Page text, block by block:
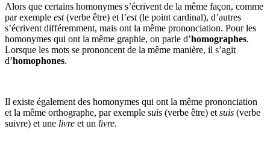
Alors que certains homonymes s’écrivent de la même façon, comme
par exemple est(verbe être) et l’est(le point cardinal), d’autres
s’écrivent différemment, mais ont la même prononciation. Pour les
homonymes qui ont la même graphie, on parle d’homographes.
Lorsque les mots se prononcent de la même manière, il s’agit
d’homophones.
Il existe également des homonymes qui ont la même prononciation
et la même orthographe, par exemple suis (verbe être) et suis (verbe
suivre) et une livre et un livre.